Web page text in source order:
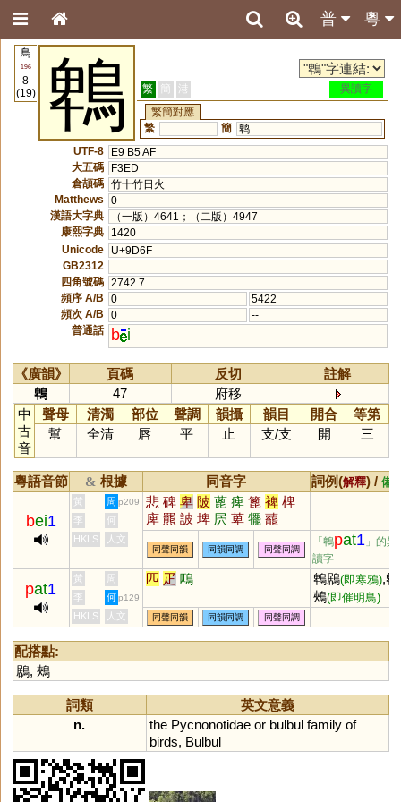
粵
普
鳥
196
8
(19)
鵯 繁 簡 港
異讀字
繁簡對應
繁
簡 鹎
UTF-8
E9 B5 AF
大五碼
F3ED
倉頡碼 竹十竹日火
Matthews
0
漢語大字典
（一版）4641；（二版）4947
康熙字典
1420
Unicode
U+9D6F
GB2312
四角號碼 2742.7
頻序 A/B
0
5422
頻次 A/B
0
--
普通話
b i
《廣韻》 頁碼 反切
註解
鵯
47
府移
中
古
音
聲母 清濁 部位 聲調 韻攝 韻目 開合
等第
幫
全清 唇 平 止 支/支 開 三
粵語音節 & 根據 同音字 詞例(解釋) / 備
bei1
黃 周 p209 悲 碑 卑 陂 蓖 痺 篦 裨 椑
庳 羆 詖 埤 屄 萆 犤 藣
李
何
HKLS
人文
同聲同韻 同韻同調 同聲同調
「鵯pat1 」的異
讀字
pat1
黃 周 匹 疋 鴄 鵯鶋(即寒鴉),鵯
鵊(即催明鳥)
李 何 p129
HKLS 人文 同聲同韻 同韻同調 同聲同調
配搭點:
鶋, 鵊
詞類
英文意義
n.
the Pycnonotidae or bulbul family of
birds, Bulbul